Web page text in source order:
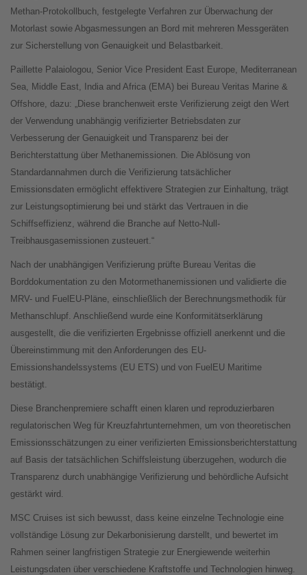
Methan-Protokollbuch, festgelegte Verfahren zur Überwachung der
Motorlast sowie Abgasmessungen an Bord mit mehreren Messgeräten
zur Sicherstellung von Genauigkeit und Belastbarkeit.
Paillette Palaiologou, Senior Vice President East Europe, Mediterranean
Sea, Middle East, India and Africa (EMA) bei Bureau Veritas Marine &
Offshore, dazu: „Diese branchenweit erste Verifizierung zeigt den Wert
der Verwendung unabhängig verifizierter Betriebsdaten zur
Verbesserung der Genauigkeit und Transparenz bei der
Berichterstattung über Methanemissionen. Die Ablösung von
Standardannahmen durch die Verifizierung tatsächlicher
Emissionsdaten ermöglicht effektivere Strategien zur Einhaltung, trägt
zur Leistungsoptimierung bei und stärkt das Vertrauen in die
Schiffseffizienz, während die Branche auf Netto-Null-
Treibhausgasemissionen zusteuert.“
Nach der unabhängigen Verifizierung prüfte Bureau Veritas die
Borddokumentation zu den Motormethanemissionen und validierte die
MRV- und FuelEU-Pläne, einschließlich der Berechnungsmethodik für
Methanschlupf. Anschließend wurde eine Konformitätserklärung
ausgestellt, die die verifizierten Ergebnisse offiziell anerkennt und die
Übereinstimmung mit den Anforderungen des EU-
Emissionshandelssystems (EU ETS) und von FuelEU Maritime
bestätigt.
Diese Branchenpremiere schafft einen klaren und reproduzierbaren
regulatorischen Weg für Kreuzfahrtunternehmen, um von theoretischen
Emissionsschätzungen zu einer verifizierten Emissionsberichterstattung
auf Basis der tatsächlichen Schiffsleistung überzugehen, wodurch die
Transparenz durch unabhängige Verifizierung und behördliche Aufsicht
gestärkt wird.
MSC Cruises ist sich bewusst, dass keine einzelne Technologie eine
vollständige Lösung zur Dekarbonisierung darstellt, und bewertet im
Rahmen seiner langfristigen Strategie zur Energiewende weiterhin
Leistungsdaten über verschiedene Kraftstoffe und Technologien hinweg.